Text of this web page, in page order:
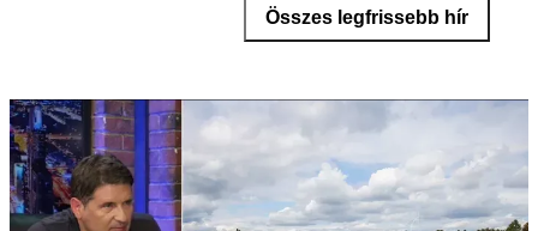
Összes legfrissebb hír